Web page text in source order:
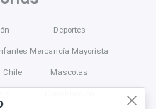
Chile
Deportes
Mercancía Mayorista
Mascotas